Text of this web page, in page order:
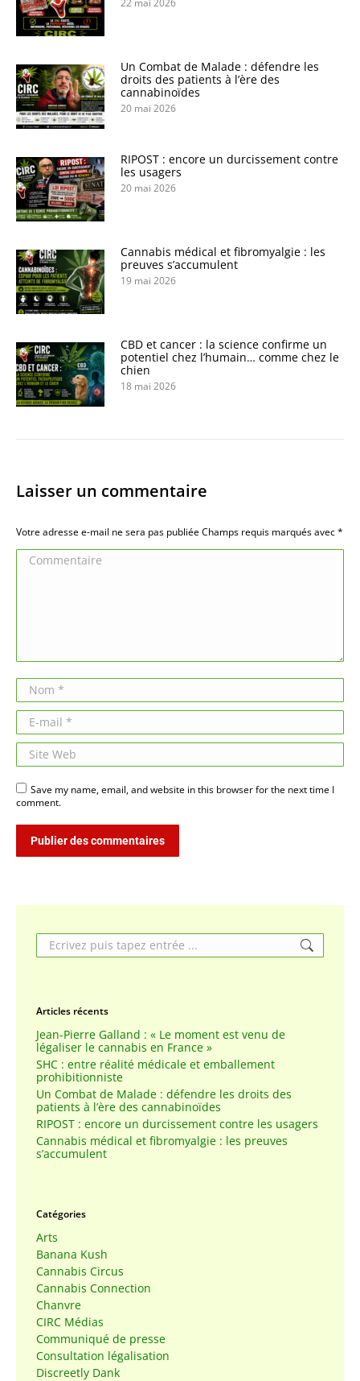
22 mai 2026
Un Combat de Malade : défendre les
droits des patients à l’ère des
cannabinoïdes
20 mai 2026
RIPOST : encore un durcissement contre
les usagers
20 mai 2026
Cannabis médical et fibromyalgie : les
preuves s’accumulent
19 mai 2026
CBD et cancer : la science confirme un
potentiel chez l’humain… comme chez le
chien
18 mai 2026
Laisser un commentaire
Votre adresse e-mail ne sera pas publiée Champs requis marqués avec*
Commentaire
Nom *
E-mail *
Site Web
Save my name, email, and website in this browser for the next time I
comment.
Publier des commentaires
Search:
Articles récents
Jean-Pierre Galland : « Le moment est venu de
légaliser le cannabis en France »
SHC : entre réalité médicale et emballement
prohibitionniste
Un Combat de Malade : défendre les droits des
patients à l’ère des cannabinoïdes
RIPOST : encore un durcissement contre les usagers
Cannabis médical et fibromyalgie : les preuves
s’accumulent
Catégories
Arts
Banana Kush
Cannabis Circus
Cannabis Connection
Chanvre
CIRC Médias
Communiqué de presse
Consultation légalisation
Discreetly Dank